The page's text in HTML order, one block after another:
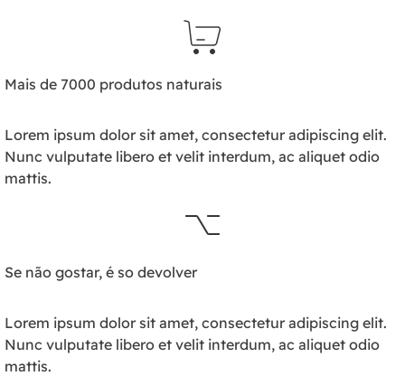
Mais de 7000 produtos naturais
Lorem ipsum dolor sit amet, consectetur adipiscing elit.
Nunc vulputate libero et velit interdum, ac aliquet odio
mattis.
Se não gostar, é so devolver
Lorem ipsum dolor sit amet, consectetur adipiscing elit.
Nunc vulputate libero et velit interdum, ac aliquet odio
mattis.